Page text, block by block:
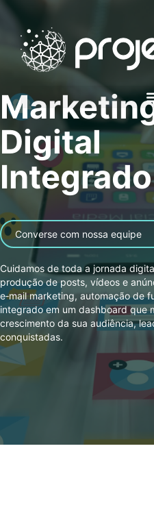
Digital
Integrado
Converse com nossa equipe
Cuidamos de toda a jornada
produção de posts, vídeos e
e‑mail marketing, automação de
integrado em um dashboard que
crescimento da sua audiência,
conquistadas.